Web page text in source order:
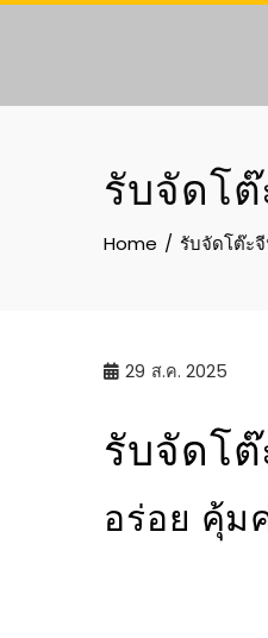
Skip
รับจัดโ
Home รับจัดโต๊ะ
29 ส.ค. 2025
รับจัดโ
อร่อย คุ้ม